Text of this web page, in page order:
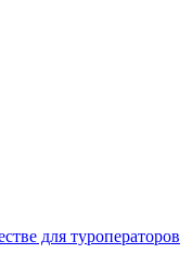
для туроператоров